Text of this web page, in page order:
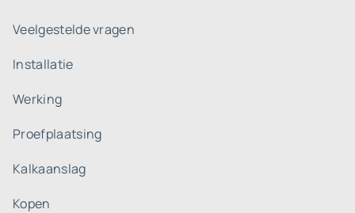
Veelgestelde vragen
Installatie
Werking
Proefplaatsing
Kalkaanslag
Kopen